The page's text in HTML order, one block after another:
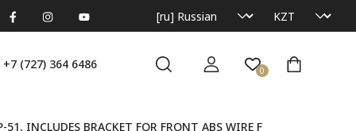
+7 (727) 364 6486 0
BRACKET FOR FRONT ABS WIRE FOR ABS VEHICL